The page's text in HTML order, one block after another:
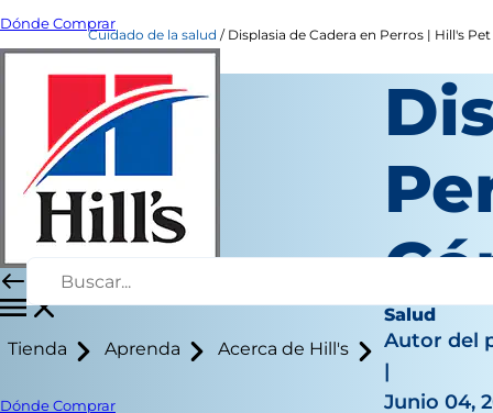
Dónde Comprar
Tienda Aprenda Acerca de Hill's
Dónde Comprar
Cuidado de la salud Displasia de Cadera en Perros | Hill's
Salud
Autor del
|
Junio 04,